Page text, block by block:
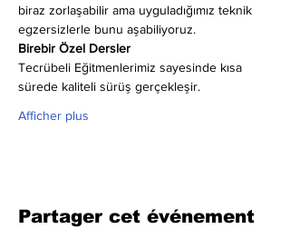
biraz zorlaşabilir ama uyguladığımız teknik
egzersizlerle bunu aşabiliyoruz.
Birebir Özel Dersler
Tecrübeli Eğitmenlerimiz sayesinde kısa
sürede kaliteli sürüş gerçekleşir.
Afficher plus
Partager cet événement